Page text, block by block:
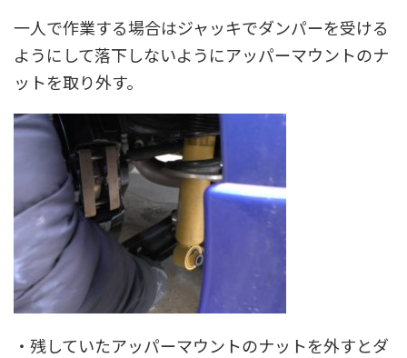
一人で作業する場合はジャッキでダンパーを受ける
ようにして落下しないようにアッパーマウントのナ
ットを取り外す。
・残していたアッパーマウントのナットを外すとダ